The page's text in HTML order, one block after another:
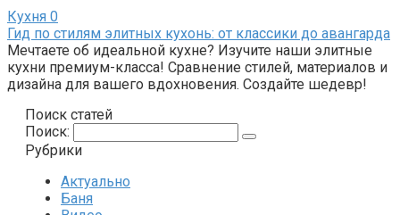
Кухня 0
Гид по стилям элитных кухонь: от классики до авангарда
Мечтаете об идеальной кухне? Изучите наши элитные
кухни премиум-класса! Сравнение стилей, материалов и
дизайна для вашего вдохновения. Создайте шедевр!
Поиск статей
Поиск:
Рубрики
Актуально
Баня